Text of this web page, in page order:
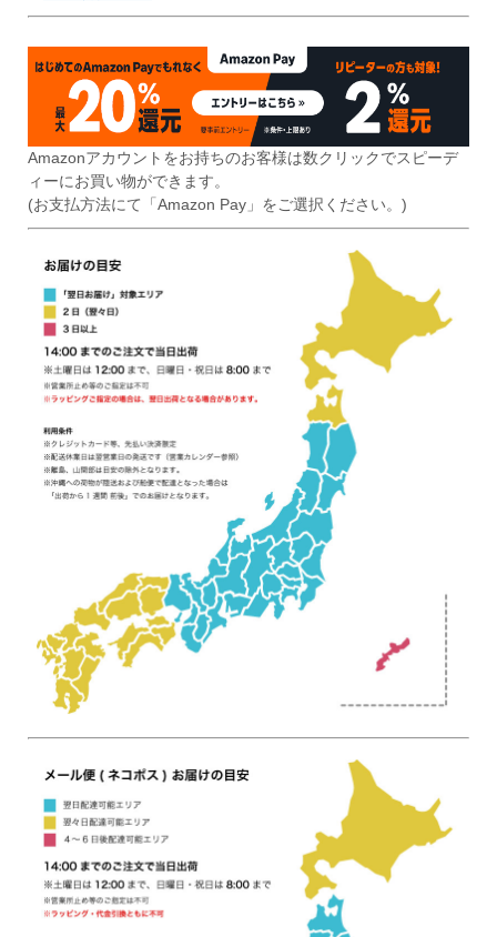
Amazonアカウントをお持ちのお客様は数クリックでスピーデ
ィーにお買い物ができます。
(お支払方法にて「Amazon Pay」をご選択ください。)